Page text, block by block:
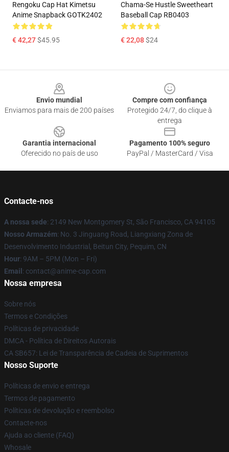
Rengoku Cap Hat Kimetsu
Anime Snapback GOTK2402
€ 42,27$45.95
Chama-Se Hustle Sweetheart
Baseball Cap RB0403
€ 22,08$24
Envio mundial
Enviamos para mais de 200 países
Compre com confiança
Protegido 24/7, do clique à
entrega
Garantia internacional
Oferecido no país de uso
Pagamento 100% seguro
PayPal / MasterCard / Visa
Contacte-nos
A nossa sede: 2149 New Montgomery St, São Francisco, CA 94105
Nosso Armazém: No. 3 Jinguang Road, Liangxiang Zona de
Desenvolvimento Industrial, Beitun City, Pequim, CN
Hour: 9AM – 5PM (Mon – Fri)
Email : contact@anime-cap.com
Nossa empresa
Sobre nós
Termos e Condições
Políticas de privacidade
DMCA - Política de Direitos Autorais
CA SB657: Lei de Transparência de Cadeia de Suprimentos
Nosso Suporte
Políticas de envio e entrega
Termos de pagamento
Políticas de devolução e reembolso
Contacte-nos
Ajuda ao cliente (FAQ)
Whosale